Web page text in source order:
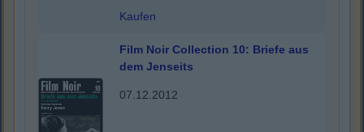
Kaufen
Film Noir Collection 10: Briefe aus
dem Jenseits
07.12.2012